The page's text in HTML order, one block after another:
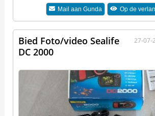
Mail aan Gunda Op de
27-07-
Bied Foto/video Sealife
DC 2000